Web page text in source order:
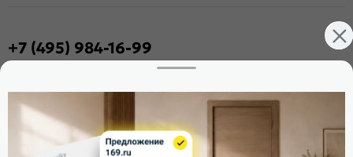
+7 (495) 984-16-99
Расскажите о нас
Поделиться